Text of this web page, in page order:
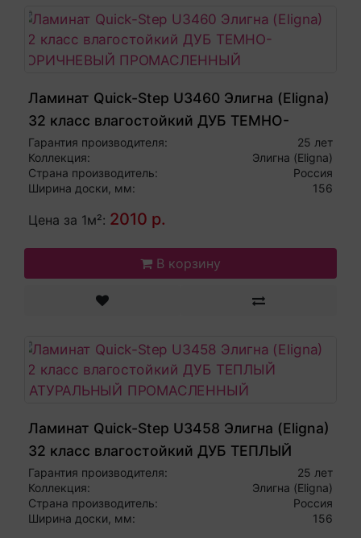
Ламинат Quick-Step U3460 Элигна (Eligna)
32 класс влагостойкий ДУБ ТЕМНО-
КОРИЧНЕВЫЙ ПРОМАСЛЕННЫЙ
Гарантия производителя:
25 лет
Коллекция:
Элигна (Eligna)
Страна производитель:
Россия
Ширина доски, мм:
156
Цена за 1м²: 2010 р.
В корзину
Ламинат Quick-Step U3458 Элигна (Eligna)
32 класс влагостойкий ДУБ ТЕПЛЫЙ
НАТУРАЛЬНЫЙ ПРОМАСЛЕННЫЙ
Гарантия производителя:
25 лет
Коллекция:
Элигна (Eligna)
Страна производитель:
Россия
Ширина доски, мм:
156